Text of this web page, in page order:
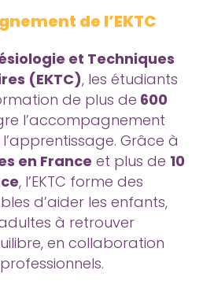
de l’EKTC
et Techniques
(EKTC), les étudiants
de plus de 600
l’accompagnement
Grâce à
en France et plus de 10
, l’EKTC forme des
d’aider les enfants,
à retrouver
en collaboration